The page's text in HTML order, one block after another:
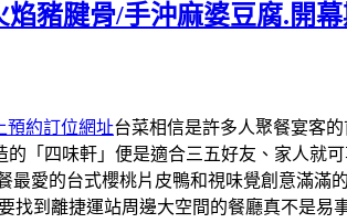
豬腱骨/手沖麻婆豆腐.開
預約訂位網址台菜相信是許多人聚餐宴客
「四味軒」便是適合三五好友、家人就
愛的台式櫻桃片皮鴨和視味覺創意滿滿
找到離捷運站周邊大空間的餐廳真不是易